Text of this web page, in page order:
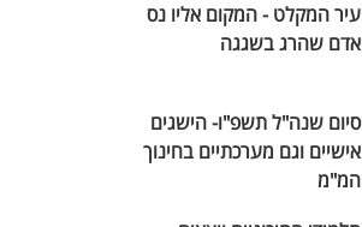
עיר המקלט - המקום אליו נס
אדם שהרג בשגגה
סיום שנה"ל תשפ"ו- הישגים
אישיים וגם מערכתיים בחינוך
המ"מ